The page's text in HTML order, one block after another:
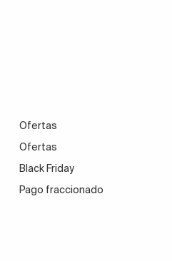
Ofertas
Ofertas
Black Friday
Pago fraccionado